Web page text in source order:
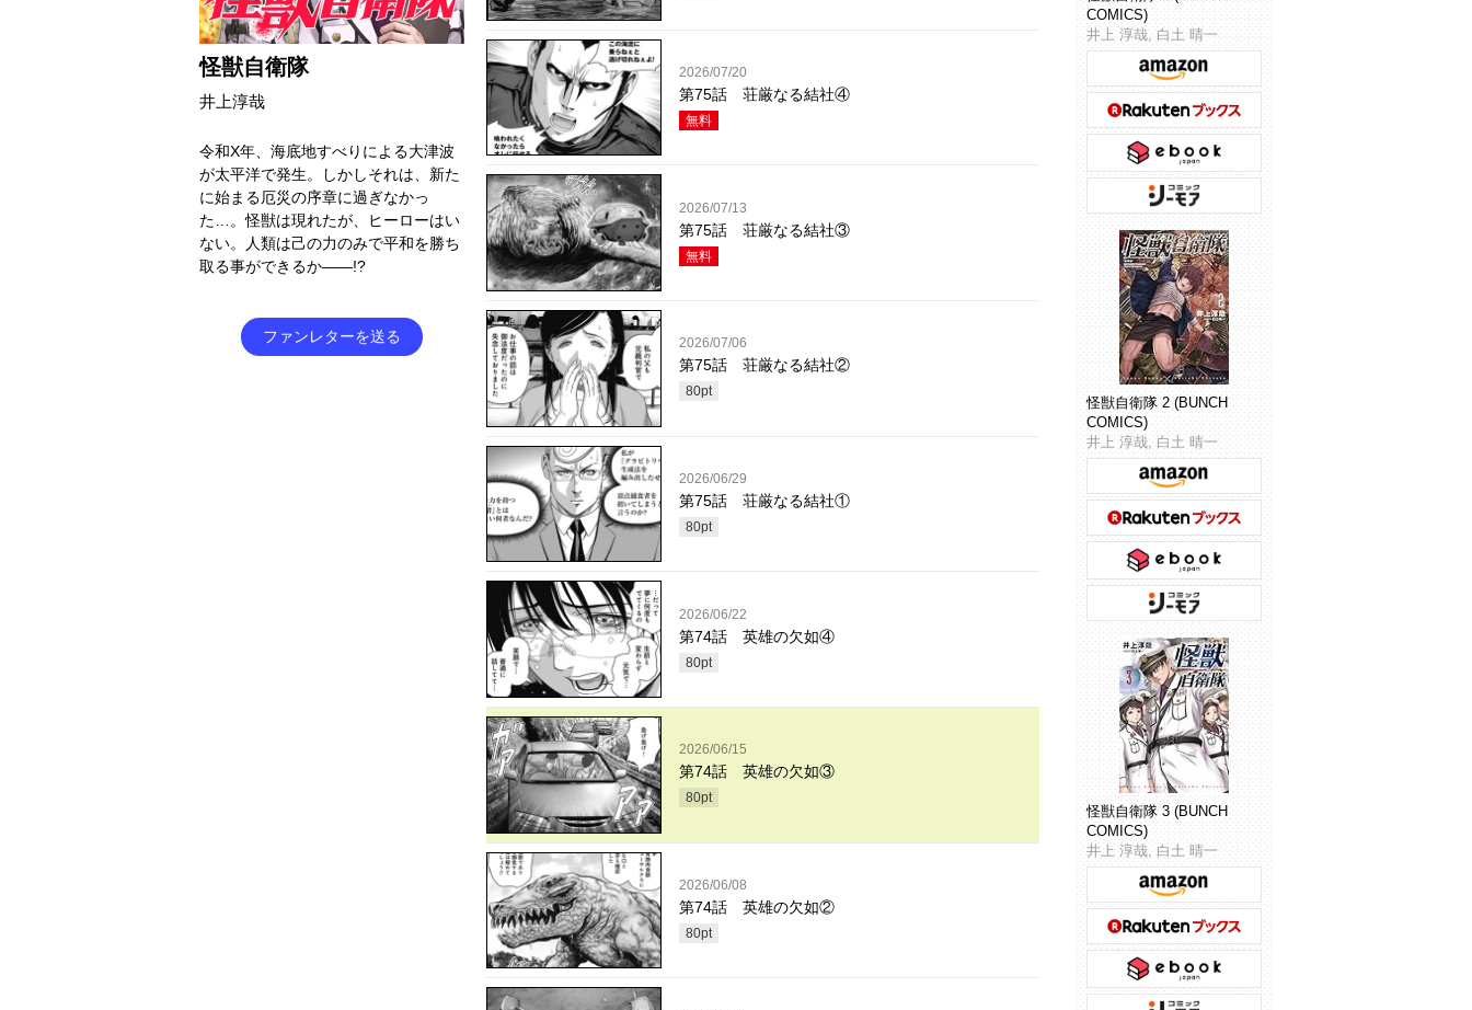
怪獣自衛隊
井上淳哉
令和X年、海底地すべりによる大津波
が太平洋で発生。しかしそれは、新た
に始まる厄災の序章に過ぎなかっ
た…。怪獣は現れたが、ヒーローはい
ない。人類は己の力のみで平和を勝ち
取る事ができるか――!?
ファンレターを送る
2026/07/20
第75話 荘厳なる結社④
無料
2026/07/13
第75話 荘厳なる結社③
無料
2026/07/06
第75話 荘厳なる結社②
80pt
2026/06/29
第75話 荘厳なる結社①
80pt
2026/06/22
第74話 英雄の欠如④
80pt
2026/06/15
第74話 英雄の欠如③
80pt
2026/06/08
第74話 英雄の欠如②
80pt
COMICS)
井上 淳哉, 白土 晴一
怪獣自衛隊 2 (BUNCH
COMICS)
井上 淳哉, 白土 晴一
怪獣自衛隊 3 (BUNCH
COMICS)
井上 淳哉, 白土 晴一